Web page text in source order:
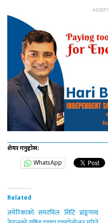
शेयर गर्नुहोस:
WhatsApp
Related
अमेरिकाको समरभिल सिटि प्राङ्गणमा